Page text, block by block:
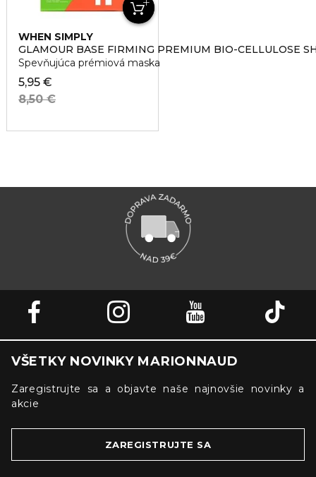
WHEN SIMPLY
GLAMOUR BASE FIRMING PREMIUM BIO-CELLULOSE
Spevňujúca prémiová maska
5,95 €
8,50 €
VŠETKY NOVINKY MARIONNAUD
Zaregistrujte sa a objavte naše najnovšie novinky a
akcie
ZAREGISTRUJTE SA